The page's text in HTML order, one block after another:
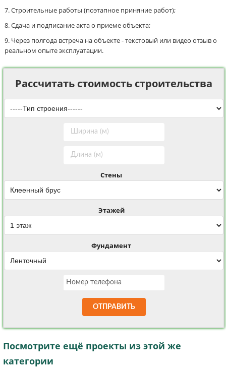
Строительные работы (поэтапное приняние работ);
Сдача и подписание акта о приеме объекта;
Через полгода встреча на объекте - текстовый или видео отзыв о
реальном опыте эксплуатации.
Рассчитать стоимость строительства
Стены
Этажей
Фундамент
ОТПРАВИТЬ
Посмотрите ещё проекты из этой же
категории